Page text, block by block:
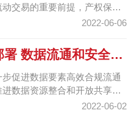
交易的重要前提，产权保护
好地激励数据的生产、共享、
2022-06-06
署 数据流通和安全保
步促进数据要素高效合规流通
数据资源整合和开放共享，
积极展开部署，充分挖掘数据
2022-06-02